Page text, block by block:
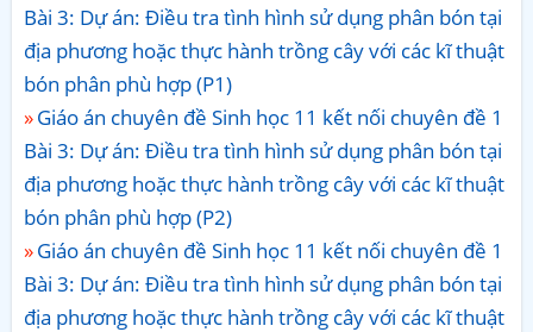
Bài 3: Dự án: Điều tra tình hình sử dụng phân bón tại
địa phương hoặc thực hành trồng cây với các kĩ thuật
bón phân phù hợp (P1)
Giáo án chuyên đề Sinh học 11 kết nối chuyên đề 1
Bài 3: Dự án: Điều tra tình hình sử dụng phân bón tại
địa phương hoặc thực hành trồng cây với các kĩ thuật
bón phân phù hợp (P2)
Giáo án chuyên đề Sinh học 11 kết nối chuyên đề 1
Bài 3: Dự án: Điều tra tình hình sử dụng phân bón tại
địa phương hoặc thực hành trồng cây với các kĩ thuật